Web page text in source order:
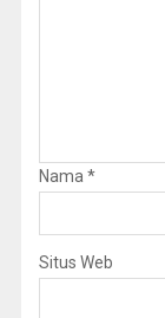
Nama *
Situs Web